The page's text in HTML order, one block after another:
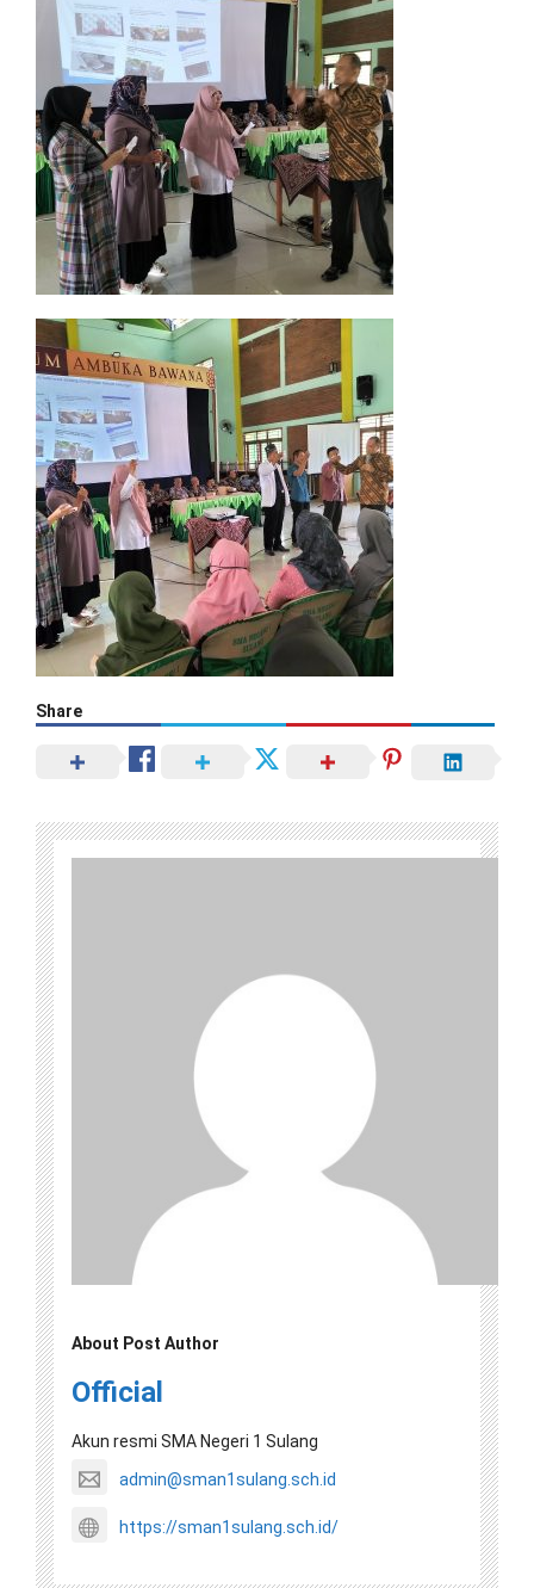
Share
About Post Author
Official
Akun resmi SMA Negeri 1 Sulang
admin@sman1sulang.sch.id
https://sman1sulang.sch.id/